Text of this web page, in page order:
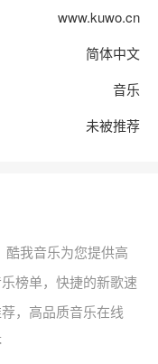
www.kuwo.cn
简体中文
音乐
未被推荐
我音乐为您提供高
榜单，快捷的新歌速
，高品质音乐在线